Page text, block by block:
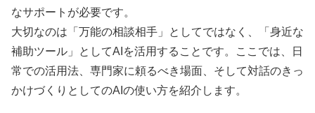
なサポートが必要です。
大切なのは「万能の相談相手」としてではなく、「身近な
補助ツール」としてAIを活用することです。ここでは、日
常での活用法、専門家に頼るべき場面、そして対話のきっ
かけづくりとしてのAIの使い方を紹介します。